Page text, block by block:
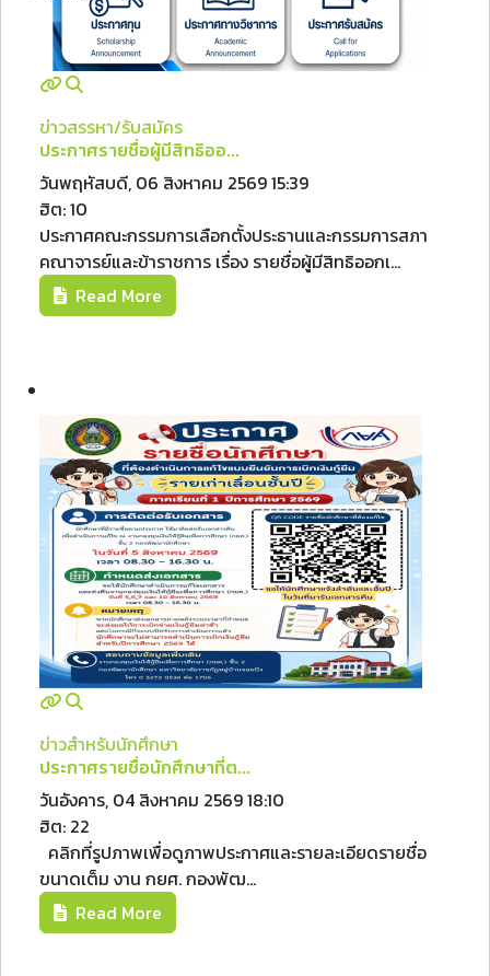
ข่าวสรรหา/รับสมัคร
ประกาศรายชื่อผู้มีสิทธิออ...
วันพฤหัสบดี, 06 สิงหาคม 2569 15:39
ฮิต: 10
ประกาศคณะกรรมการเลือกตั้งประธานและกรรมการสภา
คณาจารย์และข้าราชการ เรื่อง รายชื่อผู้มีสิทธิออกเ...
Read More
ข่าวสำหรับนักศึกษา
ประกาศรายชื่อนักศึกษาที่ต...
วันอังคาร, 04 สิงหาคม 2569 18:10
ฮิต: 22
คลิกที่รูปภาพเพื่อดูภาพประกาศและรายละเอียดรายชื่อ
ขนาดเต็ม งาน กยศ. กองพัฒ...
Read More